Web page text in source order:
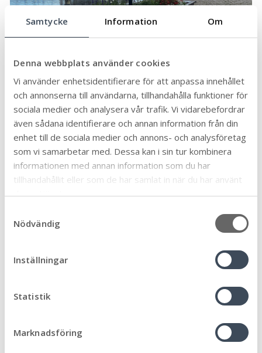
Samtycke Information Om
Denna webbplats använder cookies
Vi använder enhetsidentifierare för att anpassa innehållet
och annonserna till användarna, tillhandahålla funktioner för
sociala medier och analysera vår trafik. Vi vidarebefordrar
även sådana identifierare och annan information från din
enhet till de sociala medier och annons- och analysföretag
som vi samarbetar med. Dessa kan i sin tur kombinera
informationen med annan information som du har
tillhandahållit eller som de har samlat in när du har använt
deras tjänster.
Nödvändig
Inställningar
Statistik
Marknadsföring
Blomplantering i Färjestadens hamn. Foto: Anders
Eklund.
Hör av dig till oss om du har
frågor
Gator och Service
Storgatan 9 386 31 Färjestaden
Besöksadress:
Just nu: